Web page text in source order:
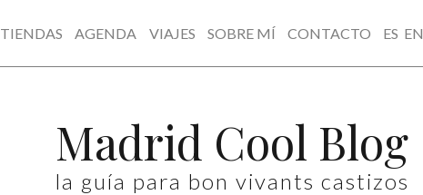
TIENDAS AGENDA VIAJES SOBRE MÍ CONTACTO ES EN
Madrid Cool Blog
la guía para bon vivants castizos